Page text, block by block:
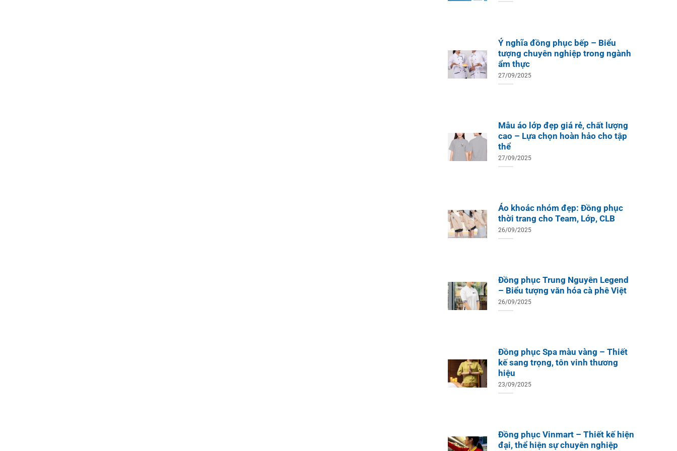
Ý nghĩa đồng phục bếp – Biểu
tượng chuyên nghiệp trong ngành
ẩm thực
27/09/2025
Mẫu áo lớp đẹp giá rẻ, chất lượng
cao – Lựa chọn hoàn hảo cho tập
thể
27/09/2025
Áo khoác nhóm đẹp: Đồng phục
thời trang cho Team, Lớp, CLB
26/09/2025
Đồng phục Trung Nguyên Legend
– Biểu tượng văn hóa cà phê Việt
26/09/2025
Đồng phục Spa màu vàng – Thiết
kế sang trọng, tôn vinh thương
hiệu
23/09/2025
Đồng phục Vinmart – Thiết kế hiện
đại, thể hiện sự chuyên nghiệp